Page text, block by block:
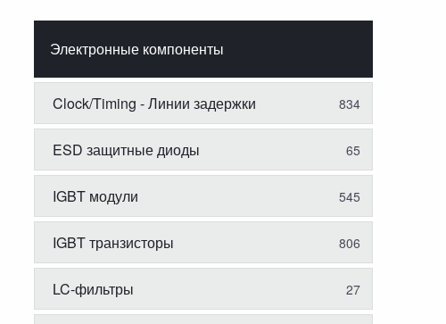
Электронные компоненты
Clock/Timing - Линии задержки 834
ESD защитные диоды 65
IGBT модули 545
IGBT транзисторы 806
LC-фильтры 27